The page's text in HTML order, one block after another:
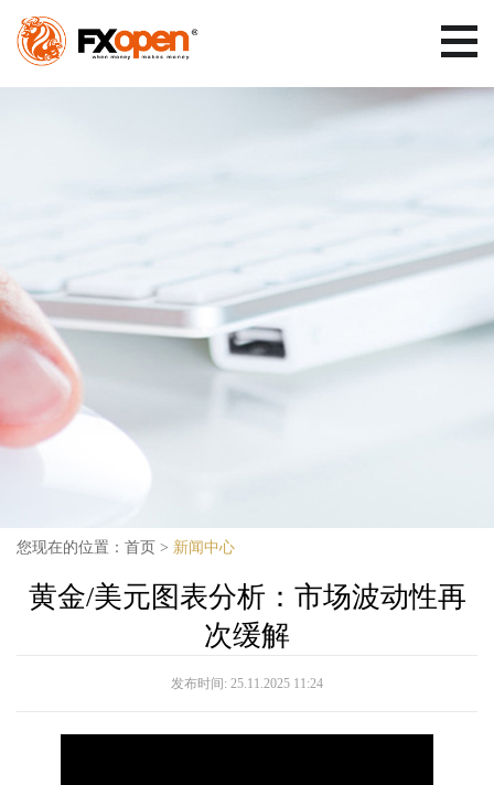
您现在的位置： 首页 > 新闻中心
黄金/美元图表分析：市场波动性再
次缓解
发布时间: 25.11.2025 11:24